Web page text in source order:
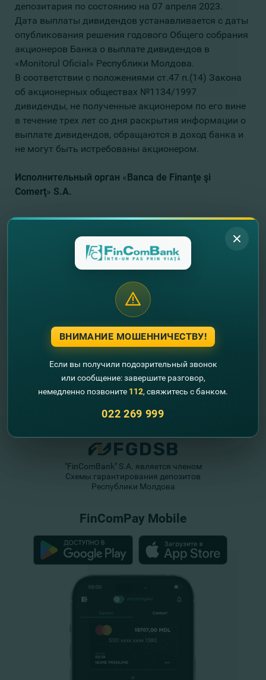
депозитария по состоянию на 07 апреля 2023.
Дата выплаты дивидендов устанавливается с даты
опубликования решения годового Общего собрания
акционеров Банка о выплате дивидендов в
«Monitorul Oficial» Республики Молдова.
В соответствии с положениями ст.47 п.(14) Закона
об акционерных обществах №1134/1997
дивиденды, не полученные акционером по его вине
в течение трех лет со дня раскрытия информации о
выплате дивидендов, обращаются в доход банка и
не могут быть истребованы акционером.
Исполнительный орган «Banca de Finanţe şi
Comerţ» S.A.
Другие новости
"FinComBank" S.A. является членом
Схемы гарантирования депозитов
Республики Молдова
FinComPay Mobile
ВНИМАНИЕ МОШЕННИЧЕСТВУ!
Если вы получили подозрительный звонок
или сообщение: завершите разговор,
немедленно позвоните 112, свяжитесь с банком.
022 269 999